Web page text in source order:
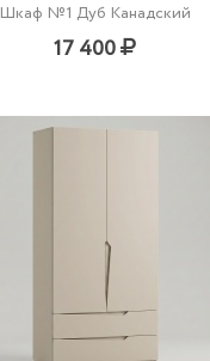
Шкаф №1 Дуб Канадский
17 400